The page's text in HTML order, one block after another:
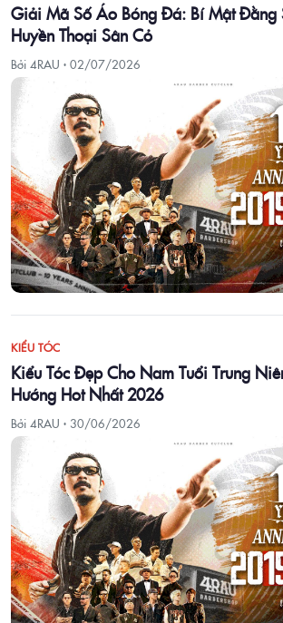
Giải Mã Số Áo Bóng Đá: Bí Mật Đằng
Huyền Thoại Sân Cỏ
Bởi 4RAU · 02/07/2026
KIỂU TÓC
Kiểu Tóc Đẹp Cho Nam Tuổi Trung
Hướng Hot Nhất 2026
Bởi 4RAU · 30/06/2026